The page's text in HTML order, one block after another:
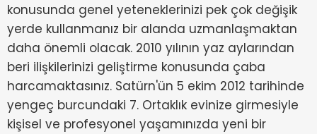
konusunda genel yeteneklerinizi pek çok değişik
yerde kullanmanız bir alanda uzmanlaşmaktan
daha önemli olacak. 2010 yılının yaz aylarından
beri ilişkilerinizi geliştirme konusunda çaba
harcamaktasınız. Satürn'ün 5 ekim 2012 tarihinde
yengeç burcundaki 7. Ortaklık evinize girmesiyle
kişisel ve profesyonel yaşamınızda yeni bir